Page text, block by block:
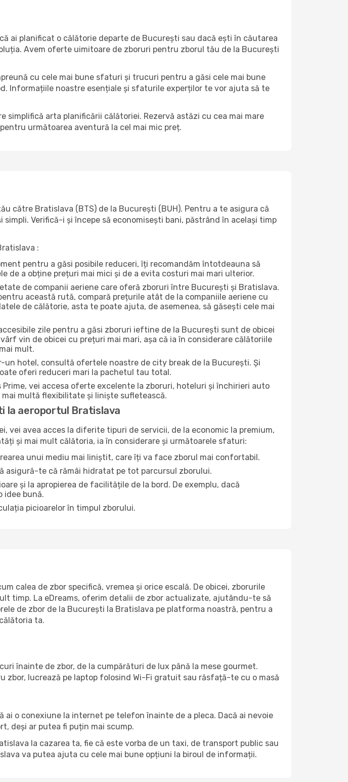
ai planificat o călătorie departe de București sau dacă ești în căutarea
Avem oferte uimitoare de zboruri pentru zborul tău de la București
cu cele mai bune sfaturi și trucuri pentru a găsi cele mai bune
Informațiile noastre esențiale și sfaturile experților te vor ajuta să te
simplifică arta planificării călătoriei. Rezervă astăzi cu cea mai mare
următoarea aventură la cel mai mic preț.
către Bratislava (BTS) de la București (BUH). Pentru a te asigura că
Verifică-i și începe să economisești bani, păstrând în același timp
:
pentru a găsi posibile reduceri, îți recomandăm întotdeauna să
de a obține prețuri mai mici și de a evita costuri mai mari ulterior.
de companii aeriene care oferă zboruri între București și Bratislava.
această rută, compară prețurile atât de la companiile aeriene cu
de călătorie, asta te poate ajuta, de asemenea, să găsești cele mai
zile pentru a găsi zboruri ieftine de la București sunt de obicei
vin de obicei cu prețuri mai mari, așa că ia în considerare călătoriile
mult.
hotel, consultă ofertele noastre de city break de la București. Și
oferi reduceri mari la pachetul tau total.
Prime, vei accesa oferte excelente la zboruri, hoteluri și închirieri auto
multă flexibilitate și liniște sufletească.
la aeroportul Bratislava
vei avea acces la diferite tipuri de servicii, de la economic la premium,
și mai mult călătoria, ia în considerare și următoarele sfaturi:
unui mediu mai liniștit, care îți va face zborul mai confortabil.
asigură-te că rămâi hidratat pe tot parcursul zborului.
și la apropierea de facilitățile de la bord. De exemplu, dacă
idee bună.
picioarelor în timpul zborului.
calea de zbor specifică, vremea și orice escală. De obicei, zborurile
timp. La eDreams, oferim detalii de zbor actualizate, ajutându-te să
de zbor de la București la Bratislava pe platforma noastră, pentru a
ta.
înainte de zbor, de la cumpărături de lux până la mese gourmet.
zbor, lucrează pe laptop folosind Wi-Fi gratuit sau răsfață-te cu o masă
o conexiune la internet pe telefon înainte de a pleca. Dacă ai nevoie
deși ar putea fi puțin mai scump.
la cazarea ta, fie că este vorba de un taxi, de transport public sau
va putea ajuta cu cele mai bune opțiuni la biroul de informații.